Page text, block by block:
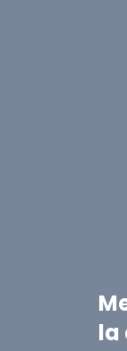
la